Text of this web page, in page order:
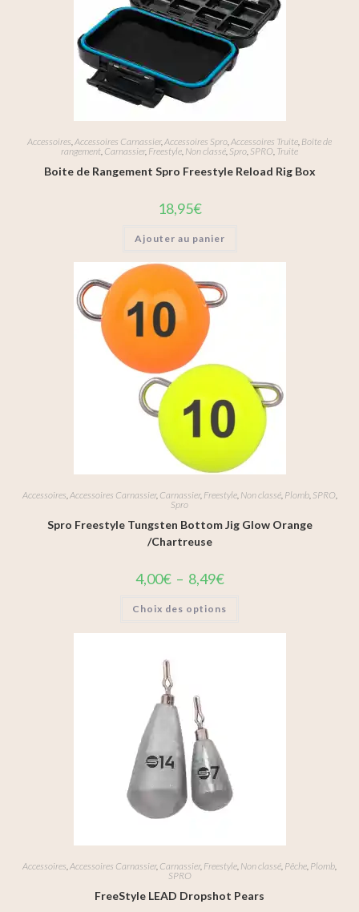
Accessoires Accessoires Carnassier, Accessoires Spro Accessoires Truite Boîte de
rangement Carnassier, Freestyle Non classé Spro SPRO Truite
Boite de Rangement Spro Freestyle Reload Rig Box
18,95€
Ajouter au panier
Accessoires,Accessoires Carnassier, Carnassier, Freestyle, Non classé, Plomb, SPRO,
Spro
Spro Freestyle Tungsten Bottom Jig Glow Orange
/Chartreuse
4,00€ – 8,49€
Choix des options
Accessoires Accessoires Carnassier, Carnassier, Freestyle Non classé Pêche Plomb
SPRO
FreeStyle LEAD Dropshot Pears